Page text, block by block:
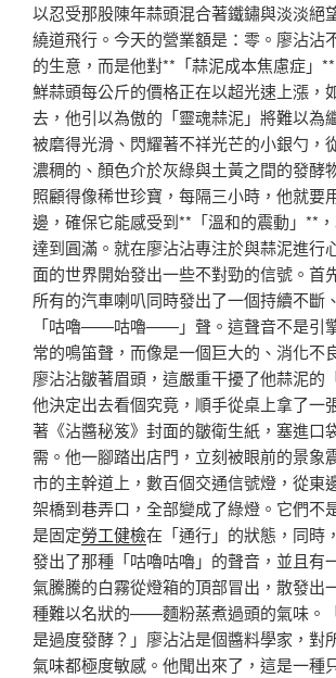
以忍受那股陳年蒜頭混合著鐵鏽與淡淡絕
繞道飛行。今天的營業額是：零。廖沾沾
的生意，而是他對**「蒜泥成本焦慮症」
鮮蒜頭每公斤的價格正在以超光速上漲，
去，他引以為傲的「靈魂蒜泥」將難以為
被磨得光滑、閃耀著不祥光芒的小銀勺，
濃稠的、顏色介於灰綠與土黃之間的發酵
照顧得像稀世珍寶，每隔三小時，他就要
邊，確保它能感受到**「溫和的震動」**
達到圓滿。就在廖沾沾專注於與蒜泥進行
面的世界開始發出一些不對勁的信號。首
所有的汽車喇叭同時發出了一個持續不斷
「咕嚕——咕嚕——」聲。這聲音不是引
常的鳴笛聲，而像是一個巨大的、消化不
廖沾沾皺著眉頭，這嚴重干擾了他蒜泥的
他決定出去看個究竟，順手從桌上拿了一
著《沾醬秘笈》封面的皺衛生紙，塞進口
需。他一腳踏出店門，立刻被眼前的景象
市的主幹道上，數百個交通信號燈，從東
架橋到巷弄口，全部變成了綠燈。它們不
是固定勞工健檢在「通行」的狀態，同時
發出了那種「咕嚕咕嚕」的聲音，並且有
氣騰騰的白霧從燈箱的頂部冒出，散發出
種難以名狀的——麵粉蒸煮過頭的氣味。
是過度發酵？」廖沾沾是個醬料學家，對
氣味都極度敏感。他聞出來了，這是一種